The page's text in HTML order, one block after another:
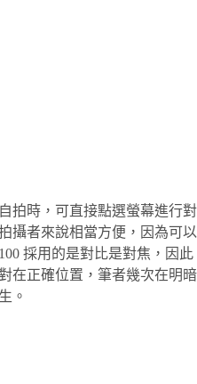
拍時，可直接點選螢幕進行對
攝者來說相當方便，因為可以
採用的是對比是對焦，因此
在正確位置，筆者幾次在明暗
。